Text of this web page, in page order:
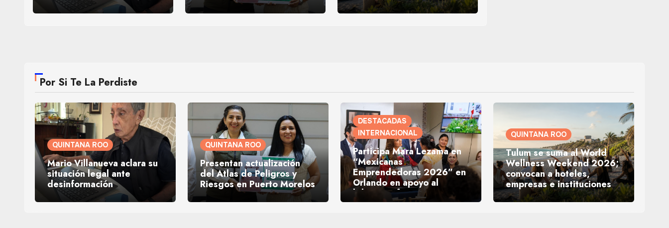
Por Si Te La Perdiste
QUINTANA ROO
Mario Villanueva aclara su
situación legal ante
desinformación
QUINTANA ROO
Presentan actualización
del Atlas de Peligros y
Riesgos en Puerto Morelos
DESTACADAS
INTERNACIONAL
Participa Mara Lezama en
“Mexicanas
Emprendedoras 2026” en
Orlando en apoyo al
liderazgo femenino
QUINTANA ROO
Tulum se suma al World
Wellness Weekend 2026;
convocan a hoteles,
empresas e instituciones